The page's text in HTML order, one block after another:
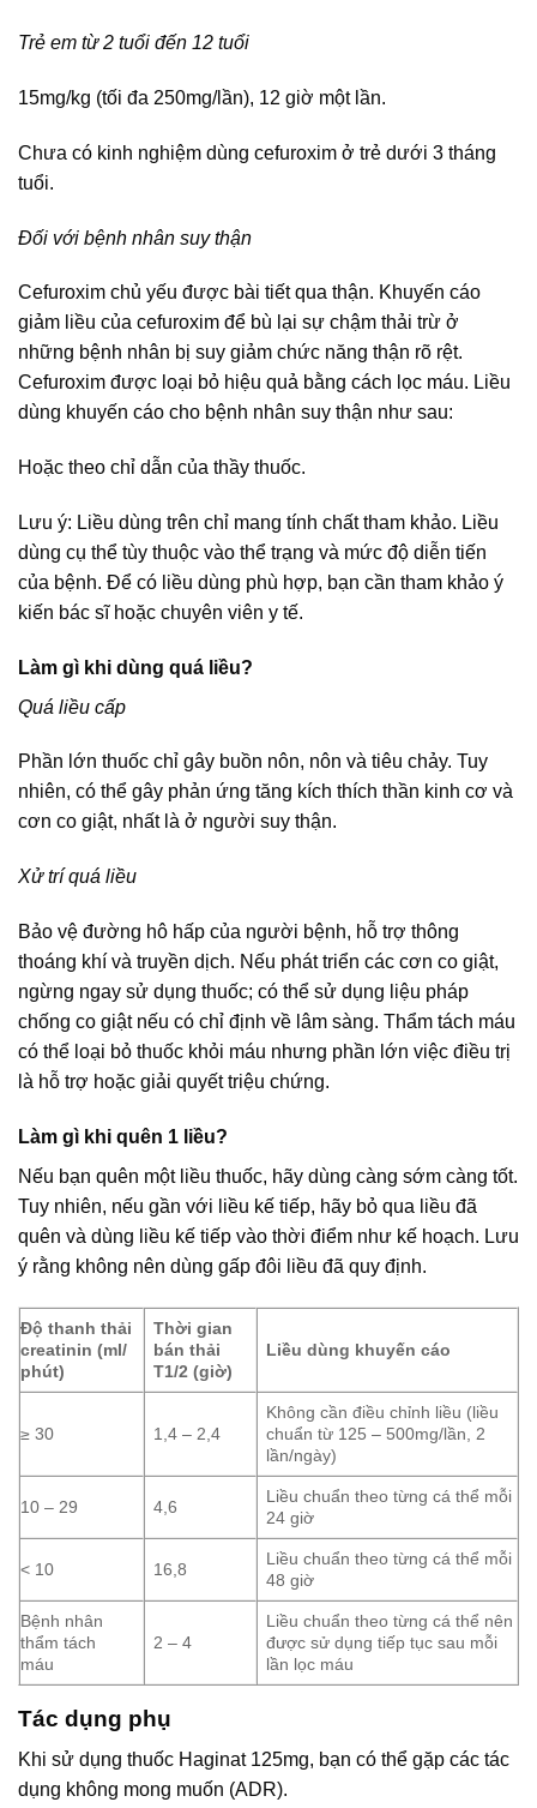
Trẻ em từ 2 tuổi đến 12 tuổi
15mg/kg (tối đa 250mg/lần), 12 giờ một lần.
Chưa có kinh nghiệm dùng cefuroxim ở trẻ dưới 3 tháng
tuổi.
Đối với bệnh nhân suy thận
Cefuroxim chủ yếu được bài tiết qua thận. Khuyến cáo
giảm liều của cefuroxim để bù lại sự chậm thải trừ ở
những bệnh nhân bị suy giảm chức năng thận rõ rệt.
Cefuroxim được loại bỏ hiệu quả bằng cách lọc máu. Liều
dùng khuyến cáo cho bệnh nhân suy thận như sau:
Hoặc theo chỉ dẫn của thầy thuốc.
Lưu ý: Liều dùng trên chỉ mang tính chất tham khảo. Liều
dùng cụ thể tùy thuộc vào thể trạng và mức độ diễn tiến
của bệnh. Để có liều dùng phù hợp, bạn cần tham khảo ý
kiến bác sĩ hoặc chuyên viên y tế.
Làm gì khi dùng quá liều?
Quá liều cấp
Phần lớn thuốc chỉ gây buồn nôn, nôn và tiêu chảy. Tuy
nhiên, có thể gây phản ứng tăng kích thích thần kinh cơ và
cơn co giật, nhất là ở người suy thận.
Xử trí quá liều
Bảo vệ đường hô hấp của người bệnh, hỗ trợ thông
thoáng khí và truyền dịch. Nếu phát triển các cơn co giật,
ngừng ngay sử dụng thuốc; có thể sử dụng liệu pháp
chống co giật nếu có chỉ định về lâm sàng. Thẩm tách máu
có thể loại bỏ thuốc khỏi máu nhưng phần lớn việc điều trị
là hỗ trợ hoặc giải quyết triệu chứng.
Làm gì khi quên 1 liều?
Nếu bạn quên một liều thuốc, hãy dùng càng sớm càng tốt.
Tuy nhiên, nếu gần với liều kế tiếp, hãy bỏ qua liều đã
quên và dùng liều kế tiếp vào thời điểm như kế hoạch. Lưu
ý rằng không nên dùng gấp đôi liều đã quy định.
Độ thanh thải
creatinin (ml/
phút)
Thời gian
bán thải
T1/2 (giờ)
Liều dùng khuyến cáo
≥ 30 1,4 – 2,4
Không cần điều chỉnh liều (liều
chuẩn từ 125 – 500mg/lần, 2
lần/ngày)
10 – 29 4,6
Liều chuẩn theo từng cá thể mỗi
24 giờ
< 10 16,8
Liều chuẩn theo từng cá thể mỗi
48 giờ
Bệnh nhân
thẩm tách
máu
2 – 4
Liều chuẩn theo từng cá thể nên
được sử dụng tiếp tục sau mỗi
lần lọc máu
Tác dụng phụ
Khi sử dụng thuốc Haginat 125mg, bạn có thể gặp các tác
dụng không mong muốn (ADR).